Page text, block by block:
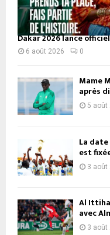
Dakar 2026 lance
6 août 2026 0
Mame
après
5 août
La
est
3 août
Al
avec
3 août